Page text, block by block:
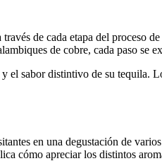
de cada etapa del proceso
de cobre, cada paso se
el sabor distintivo de su tequila.
en una degustación de
cómo apreciar los distintos